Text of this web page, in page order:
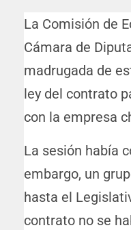
La Comisión de
Cámara de
madrugada de
ley del contrato
con la empresa
La sesión había
embargo, un
hasta el
contrato no se